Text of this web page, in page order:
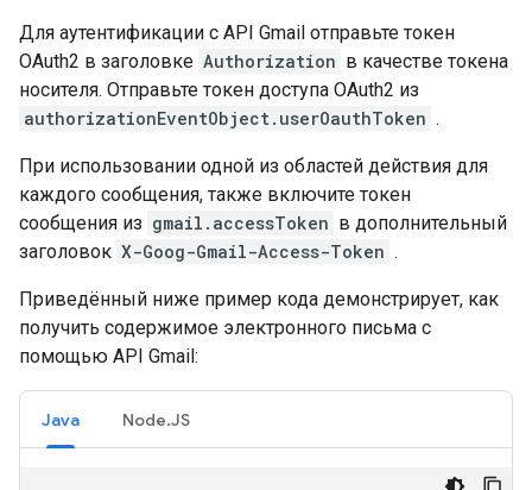
Для аутентификации с API Gmail отправьте токен
OAuth2 в заголовке Authorization в качестве токена
носителя. Отправьте токен доступа OAuth2 из
authorizationEventObject.userOauthToken .
При использовании одной из областей действия для
каждого сообщения, также включите токен
сообщения из gmail.accessToken в дополнительный
заголовок X-Goog-Gmail-Access-Token .
Приведённый ниже пример кода демонстрирует, как
получить содержимое электронного письма с
помощью API Gmail:
Java Node.JS